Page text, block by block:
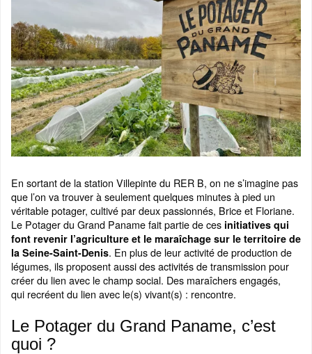
En sortant de la station Villepinte du RER B, on ne s’imagine pas
que l’on va trouver à seulement quelques minutes à pied un
véritable potager, cultivé par deux passionnés, Brice et Floriane.
Le Potager du Grand Paname fait partie de ces initiatives qui
font revenir l’agriculture et le maraîchage sur le territoire de
la Seine-Saint-Denis. En plus de leur activité de production de
légumes, ils proposent aussi des activités de transmission pour
créer du lien avec le champ social. Des maraîchers engagés,
qui recréent du lien avec le(s) vivant(s) : rencontre.
Le Potager du Grand Paname, c’est
quoi ?